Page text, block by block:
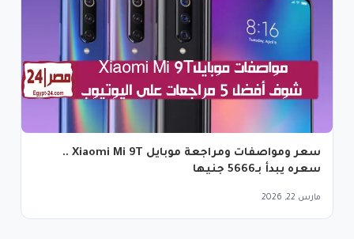
سعر ومواصفات ومراجعة موبايل Xiaomi Mi 9T ..
سعره يبدأ بـ5666 جنيها
مارس 22, 2026